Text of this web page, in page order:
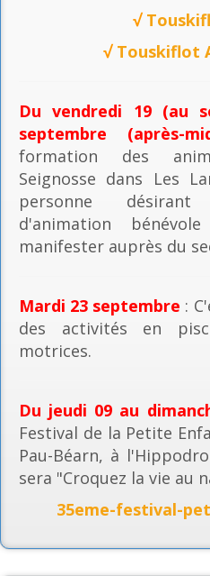
√
√ Touskiflot
Du vendredi 19 (au
septembre (après-
formation des
Seignosse dans Les
personne
d'animation
manifester auprès du
Mardi 23 septembre :
des activités en
motrices.
Du jeudi 09 au
Festival de la Petite
Pau-Béarn, à
sera "Croquez la vie au
35eme-festival-